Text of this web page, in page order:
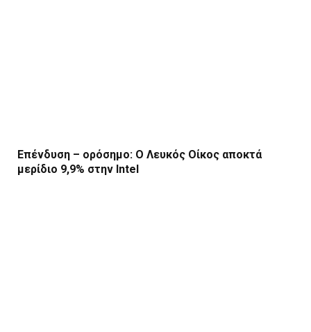
Επένδυση – ορόσημο: Ο Λευκός Οίκος αποκτά
μερίδιο 9,9% στην Intel